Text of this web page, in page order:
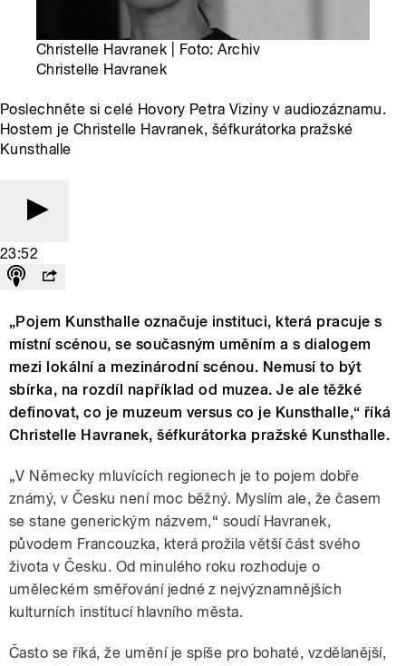
Christelle Havranek | Foto: Archiv
Christelle Havranek
Poslechněte si celé Hovory Petra Viziny v audiozáznamu.
Hostem je Christelle Havranek, šéfkurátorka pražské
Kunsthalle
23:52
„Pojem Kunsthalle označuje instituci, která pracuje s
místní scénou, se současným uměním a s dialogem
mezi lokální a mezinárodní scénou. Nemusí to být
sbírka, na rozdíl například od muzea. Je ale těžké
definovat, co je muzeum versus co je Kunsthalle,“ říká
Christelle Havranek, šéfkurátorka pražské Kunsthalle.
„V Německy mluvících regionech je to pojem dobře
známý, v Česku není moc běžný. Myslím ale, že časem
se stane generickým názvem,“ soudí Havranek,
původem Francouzka, která prožila větší část svého
života v Česku. Od minulého roku rozhoduje o
uměleckém směřování jedné z nejvýznamnějších
kulturních institucí hlavního města.
Často se říká, že umění je spíše pro bohaté, vzdělanější,